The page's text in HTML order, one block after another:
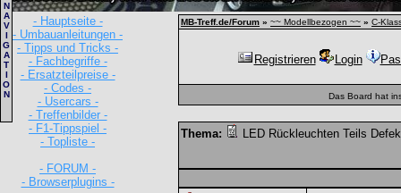
- Hauptseite -
- Umbauanleitungen -
- Tipps und Tricks -
- Fachbegriffe -
- Ersatzteilpreise -
- Codes -
- Usercars -
- Treffenbilder -
- F1-Tippspiel -
- Topliste -
- FORUM -
- Browserplugins -
N
A
V
I
G
A
T
I
O
N
MB-Treff.de/Forum » ~~ Modellbezogen ~~ » C-
Registrieren Login
Das Board hat
Thema: LED Rückleuchten Teils